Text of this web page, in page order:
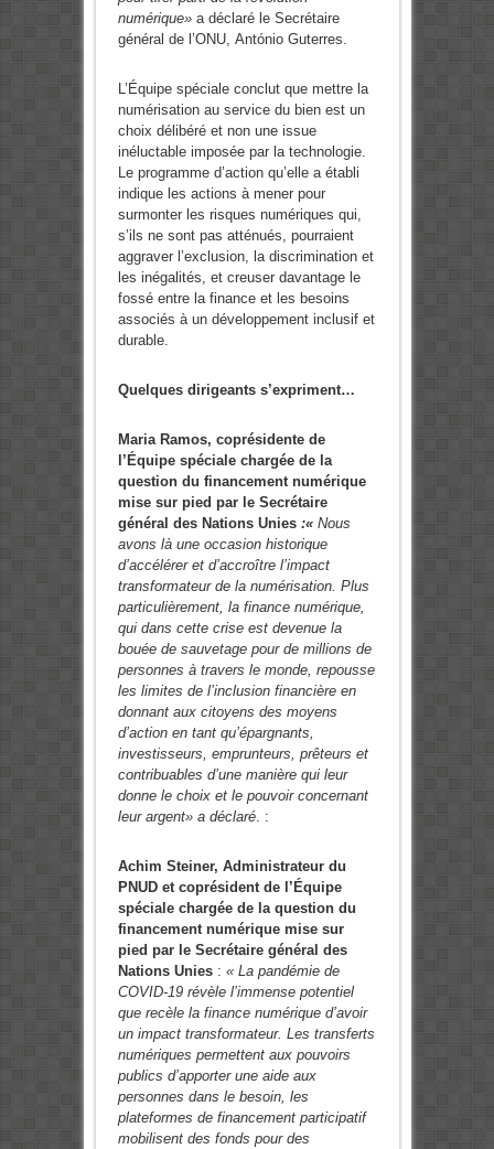
numérique»a déclaré le Secrétaire
général de l’ONU, António Guterres.
L’Équipe spéciale conclut que mettre la
numérisation au service du bien est un
choix délibéré et non une issue
inéluctable imposée par la technologie.
Le programme d’action qu’elle a établi
indique les actions à mener pour
surmonter les risques numériques qui,
s’ils ne sont pas atténués, pourraient
aggraver l’exclusion, la discrimination et
les inégalités, et creuser davantage le
fossé entre la finance et les besoins
associés à un développement inclusif et
durable.
Quelques dirigeants s’expriment…
Maria Ramos, coprésidente de
l’Équipe spéciale chargée de la
question du financement numérique
mise sur pied par le Secrétaire
général des Nations Unies:«Nous
avons là une occasion historique
d’accélérer et d’accroître l’impact
transformateur de la numérisation. Plus
particulièrement, la finance numérique,
qui dans cette crise est devenue la
bouée de sauvetage pour de millions de
personnes à travers le monde, repousse
les limites de l’inclusion financière en
donnant aux citoyens des moyens
d’action en tant qu’épargnants,
investisseurs, emprunteurs, prêteurs et
contribuables d’une manière qui leur
donne le choix et le pouvoir concernant
leur argent» a déclaré. :
Achim Steiner, Administrateur du
PNUD et coprésident de l’Équipe
spéciale chargée de la question du
financement numérique mise sur
pied par le Secrétaire général des
Nations Unies : « La pandémie de
COVID-19 révèle l’immense potentiel
que recèle la finance numérique d’avoir
un impact transformateur. Les transferts
numériques permettent aux pouvoirs
publics d’apporter une aide aux
personnes dans le besoin, les
plateformes de financement participatif
mobilisent des fonds pour des